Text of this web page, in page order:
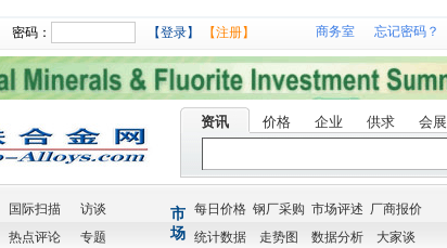
密码： 【登录】 【注册】 商务室 忘记密码？
资讯 价格 企业 供求 会展
国际扫描
访谈
热点评论 专题
市
场
每日价格 钢厂采购 市场评述 厂商报价
统计数据
走势图 数据分析 大家谈